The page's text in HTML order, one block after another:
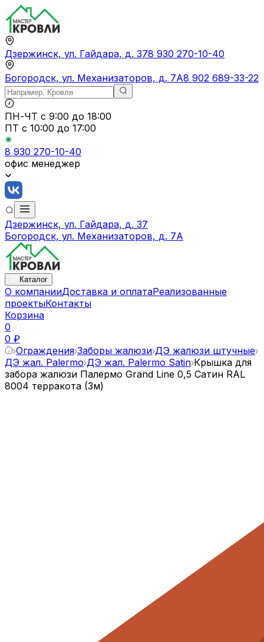
Дзержинск, ул. Гайдара, д. 378 930 270-10-40
Богородск, ул. Механизаторов, д. 7А8 902 689-33-22
ПН-ЧТ с 9:00 до 18:00
ПТ с 10:00 до 17:00
8 930 270-10-40
офис менеджер
Дзержинск, ул. Гайдара, д. 37
Богородск, ул. Механизаторов, д. 7А
Каталог
О компанииДоставка и оплатаРеализованные
проектыКонтакты
Корзина
0
0 ₽
Ограждения Заборы жалюзи ДЭ жалюзи штучные
ДЭ жал. Palermo ДЭ жал. Palermo Satin Крышка для
забора жалюзи Палермо Grand Line 0,5 Сатин RAL
8004 терракота (3м)